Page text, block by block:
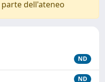
dell'ateneo
ND
ND